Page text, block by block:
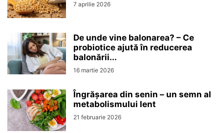
7 aprilie 2026
De unde vine balonarea? – Ce
probiotice ajută în reducerea
balonării...
16 martie 2026
Îngrășarea din senin – un semn al
metabolismului lent
21 februarie 2026